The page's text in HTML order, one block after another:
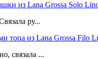
из Lana Grossa Solo
ру...
топа из Lana Grossa Filo
связала ...